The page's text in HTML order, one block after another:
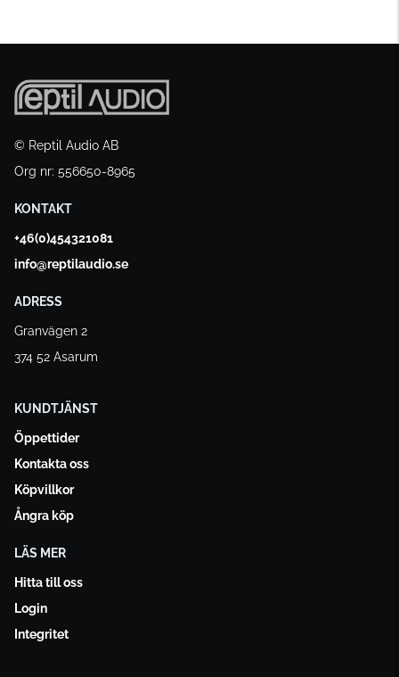
© Reptil Audio AB
Org nr: 556650-8965
KONTAKT
+46(0)454321081
info@reptilaudio.se
ADRESS
Granvägen 2
374 52 Asarum
KUNDTJÄNST
Öppettider
Kontakta oss
Köpvillkor
Ångra köp
LÄS MER
Hitta till oss
Login
Integritet